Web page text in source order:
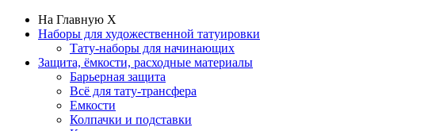
На Главную X
Наборы для художественной татуировки
Тату-наборы для начинающих
Защита, ёмкости, расходные материалы
Барьерная защита
Всё для тату-трансфера
Емкости
Колпачки и подставки